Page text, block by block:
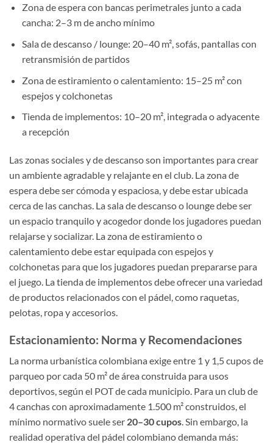
Zona de espera con bancas perimetrales junto a cada
cancha: 2–3 m de ancho mínimo
Sala de descanso / lounge: 20–40 m², sofás, pantallas con
retransmisión de partidos
Zona de estiramiento o calentamiento: 15–25 m² con
espejos y colchonetas
Tienda de implementos: 10–20 m², integrada o adyacente
a recepción
Las zonas sociales y de descanso son importantes para crear
un ambiente agradable y relajante en el club. La zona de
espera debe ser cómoda y espaciosa, y debe estar ubicada
cerca de las canchas. La sala de descanso o lounge debe ser
un espacio tranquilo y acogedor donde los jugadores puedan
relajarse y socializar. La zona de estiramiento o
calentamiento debe estar equipada con espejos y
colchonetas para que los jugadores puedan prepararse para
el juego. La tienda de implementos debe ofrecer una variedad
de productos relacionados con el pádel, como raquetas,
pelotas, ropa y accesorios.
Estacionamiento: Norma y Recomendaciones
La norma urbanística colombiana exige entre 1 y 1,5 cupos de
parqueo por cada 50 m² de área construida para usos
deportivos, según el POT de cada municipio. Para un club de
4 canchas con aproximadamente 1.500 m² construidos, el
mínimo normativo suele ser 20–30 cupos. Sin embargo, la
realidad operativa del pádel colombiano demanda más: